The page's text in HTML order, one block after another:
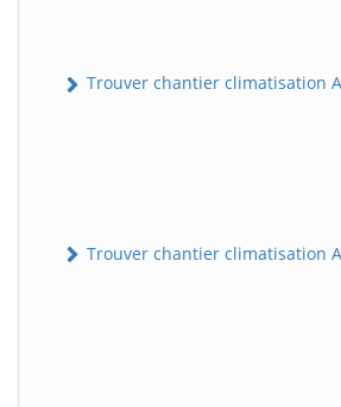
Trouver chantier climatisation
Trouver chantier climatisation